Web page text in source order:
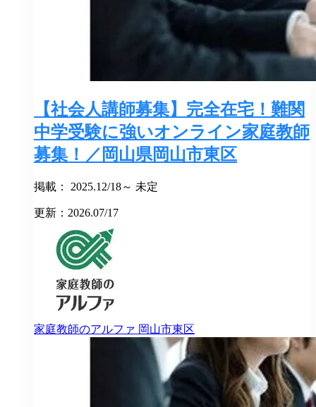
【社会人講師募集】完全在宅！難関
中学受験に強いオンライン家庭教師
募集！／岡山県岡山市東区
掲載： 2025.12/18～ 未定
更新：2026.07/17
家庭教師のアルファ 岡山市東区